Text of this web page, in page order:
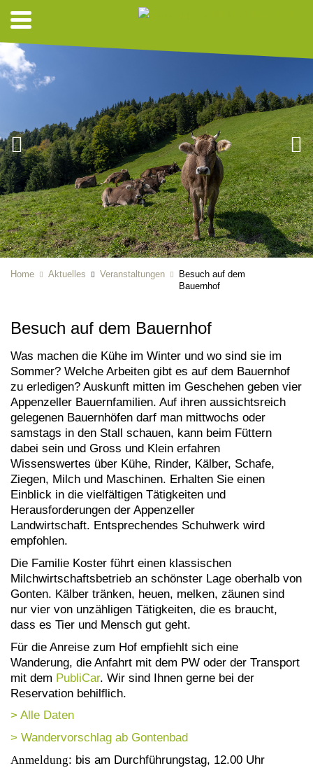
Home Aktuelles Veranstaltungen
Besuch auf dem
Bauernhof
Besuch auf dem Bauernhof
Was machen die Kühe im Winter und wo sind sie im
Sommer? Welche Arbeiten gibt es auf dem Bauernhof
zu erledigen? Auskunft mitten im Geschehen geben vier
Appenzeller Bauernfamilien. Auf ihren aussichtsreich
gelegenen Bauernhöfen darf man mittwochs oder
samstags in den Stall schauen, kann beim Füttern
dabei sein und Gross und Klein erfahren
Wissenswertes über Kühe, Rinder, Kälber, Schafe,
Ziegen, Milch und Maschinen. Erhalten Sie einen
Einblick in die vielfältigen Tätigkeiten und
Herausforderungen der Appenzeller
Landwirtschaft. Entsprechendes Schuhwerk wird
empfohlen.
Die Familie Koster führt einen klassischen
Milchwirtschaftsbetrieb an schönster Lage oberhalb von
Gonten. Kälber tränken, heuen, melken, zäunen sind
nur vier von unzähligen Tätigkeiten, die es braucht,
dass es Tier und Mensch gut geht.
Für die Anreise zum Hof empfiehlt sich eine
Wanderung, die Anfahrt mit dem PW oder der Transport
mit dem PubliCar. Wir sind Ihnen gerne bei der
Reservation behilflich.
> Alle Daten
> Wandervorschlag ab Gontenbad
Anmeldung: bis am Durchführungstag, 12.00 Uhr